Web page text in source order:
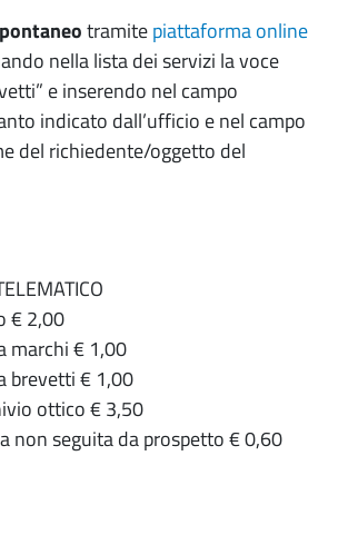
tramitepiattaforma online
nella lista dei servizi la voce
e inserendo nel campo
indicato dall’ufficio e nel campo
del richiedente/oggetto del
€ 2,00
marchi € 1,00
brevetti € 1,00
ottico € 3,50
non seguita da prospetto € 0,60